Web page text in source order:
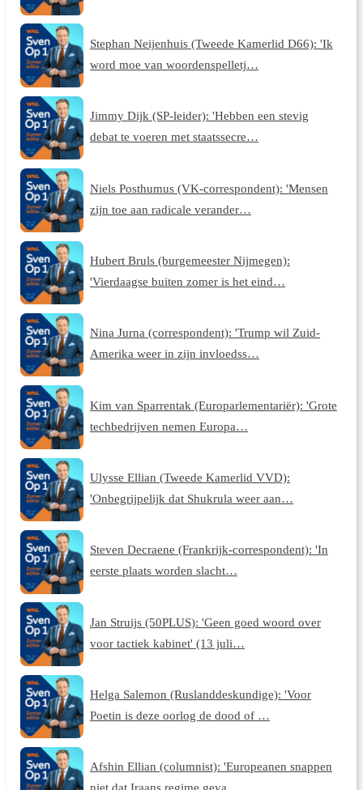
Stephan Neijenhuis (Tweede Kamerlid D66): 'Ik
word moe van woordenspelletj…
Jimmy Dijk (SP-leider): 'Hebben een stevig
debat te voeren met staatssecre…
Niels Posthumus (VK-correspondent): 'Mensen
zijn toe aan radicale verander…
Hubert Bruls (burgemeester Nijmegen):
'Vierdaagse buiten zomer is het eind…
Nina Jurna (correspondent): 'Trump wil Zuid-
Amerika weer in zijn invloedss…
Kim van Sparrentak (Europarlementariër): 'Grote
techbedrijven nemen Europa…
Ulysse Ellian (Tweede Kamerlid VVD):
'Onbegrijpelijk dat Shukrula weer aan…
Steven Decraene (Frankrijk-correspondent): 'In
eerste plaats worden slacht…
Jan Struijs (50PLUS): 'Geen goed woord over
voor tactiek kabinet' (13 juli…
Helga Salemon (Ruslanddeskundige): 'Voor
Poetin is deze oorlog de dood of …
Afshin Ellian (columnist): 'Europeanen snappen